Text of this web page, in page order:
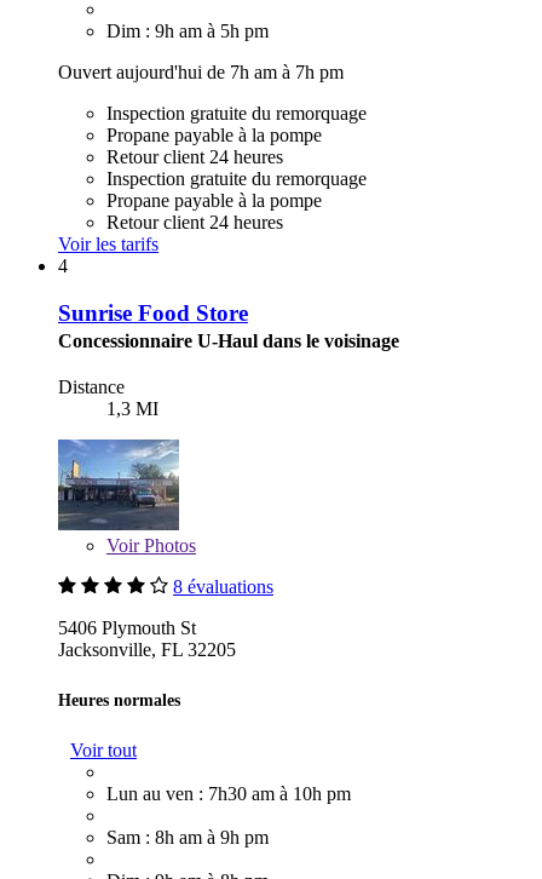
Dim : 9h am à 5h pm
Ouvert aujourd'hui de 7h am à 7h pm
Inspection gratuite du remorquage
Propane payable à la pompe
Retour client 24 heures
Inspection gratuite du remorquage
Propane payable à la pompe
Retour client 24 heures
Voir les tarifs
4
Sunrise Food Store
Concessionnaire U-Haul dans le voisinage
Distance
1,3 MI
VoirPhotos
8 évaluations
5406 Plymouth St
Jacksonville, FL 32205
Heures normales
Voir tout
Lun au ven : 7h30 am à 10h pm
Sam : 8h am à 9h pm